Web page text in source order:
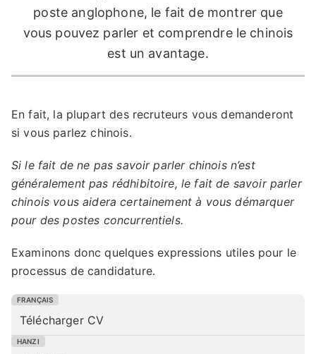
poste anglophone, le fait de montrer que
vous pouvez parler et comprendre le chinois
est un avantage.
En fait, la plupart des recruteurs vous demanderont
si vous parlez chinois.
Si le fait de ne pas savoir parler chinois n’est
généralement pas rédhibitoire, le fait de savoir parler
chinois vous aidera certainement à vous démarquer
pour des postes concurrentiels.
Examinons donc quelques expressions utiles pour le
processus de candidature.
Télécharger CV